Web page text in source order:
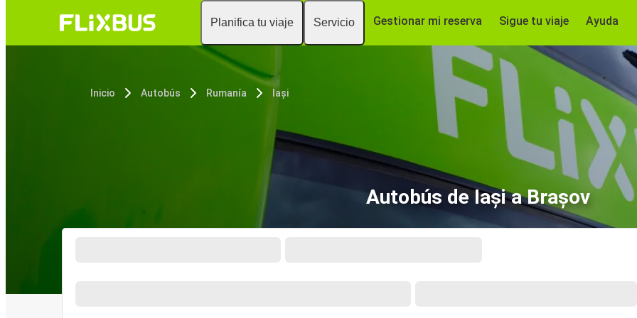
Planifica tu viaje Servicio Gestionar mi reserva Sigue tu viaje Ayuda
Inicio Autobús Rumanía Iași
Autobús de Iași a Brașov